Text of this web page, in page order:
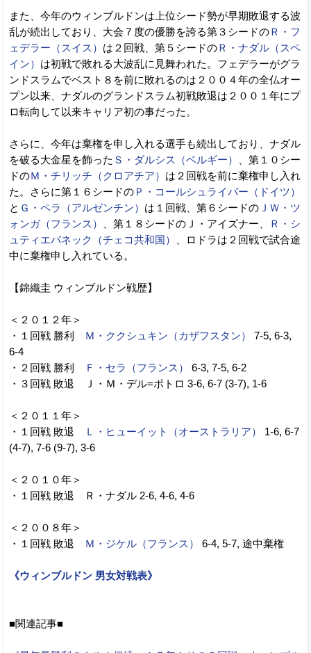
また、今年のウィンブルドンは上位シード勢が早期敗退する波
乱が続出しており、大会７度の優勝を誇る第３シードのＲ・フ
ェデラー（スイス） は２回戦、第５シードのＲ・ナダル（スペ
イン） は初戦で敗れる大波乱に見舞われた。フェデラーがグラ
ンドスラムでベスト８を前に敗れるのは２００４年の全仏オー
プン以来、ナダルのグランドスラム初戦敗退は２００１年にプ
ロ転向して以来キャリア初の事だった。
さらに、今年は棄権を申し入れる選手も続出しており、ナダル
を破る大金星を飾った Ｓ・ダルシス（ベルギー）
、第１０シー
ドのＭ・チリッチ（クロアチア） は２回戦を前に棄権申し入れ
た。さらに第１６シードの Ｐ・コールシュライバー（ドイツ）
と Ｇ・ペラ（アルゼンチン） は１回戦、第６シードの ＪＷ・ツ
ォンガ（フランス）
、第１８シードのＪ・アイズナー、
Ｒ・シ
ュティエパネック（チェコ共和国）
、ロドラは２回戦で試合途
中に棄権申し入れている。
【錦織圭 ウィンブルドン戦歴】
＜２０１２年＞
・１回戦 勝利
Ｍ・ククシュキン（カザフスタン）
7-5, 6-3,
6-4
・２回戦 勝利
Ｆ・セラ（フランス）
6-3, 7-5, 6-2
・３回戦 敗退 Ｊ・Ｍ・デル=ポトロ 3-6, 6-7 (3-7), 1-6
＜２０１１年＞
・１回戦 敗退
Ｌ・ヒューイット（オーストラリア）
1-6, 6-7
(4-7), 7-6 (9-7), 3-6
＜２０１０年＞
・１回戦 敗退 Ｒ・ナダル 2-6, 4-6, 4-6
＜２００８年＞
・１回戦 敗退
Ｍ・ジケル（フランス） 6-4, 5-7, 途中棄権
《ウィンブルドン 男女対戦表》
■関連記事■